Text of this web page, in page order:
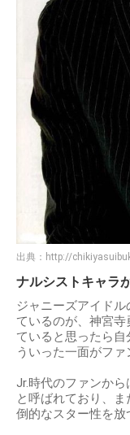
出典： http://
ナルシストキャラ
ジャニーズアイド
ているのが、神宮
ていると思ったら
ういった一面がファ
Jr.時代のファンから
と呼ばれており、
倒的なスター性を放